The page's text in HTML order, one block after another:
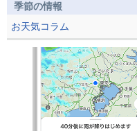
季節の情報
お天気コラム